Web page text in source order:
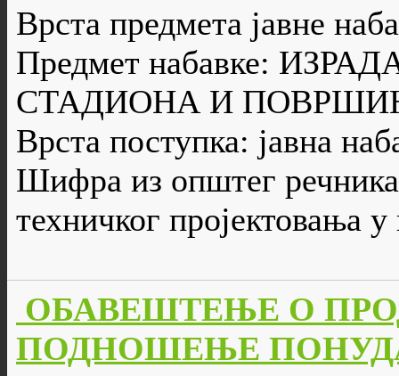
Врста предмета јавне
Предмет набавке:
СТАДИОНА И
Врста поступка: јавна
Шифра из општег
техничког пројектовања
ОБАВЕШТЕЊЕ О
ПОДНОШЕЊЕ ПОНУДА/